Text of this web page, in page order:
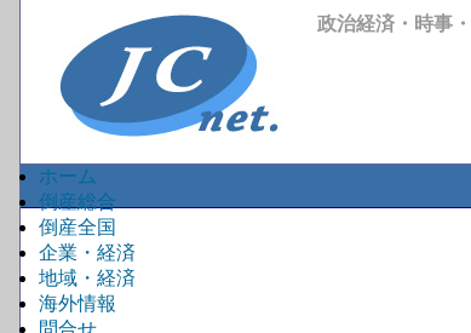
政治経済・時事
ホーム
倒産総合
倒産全国
企業・経済
地域・経済
海外情報
問合せ